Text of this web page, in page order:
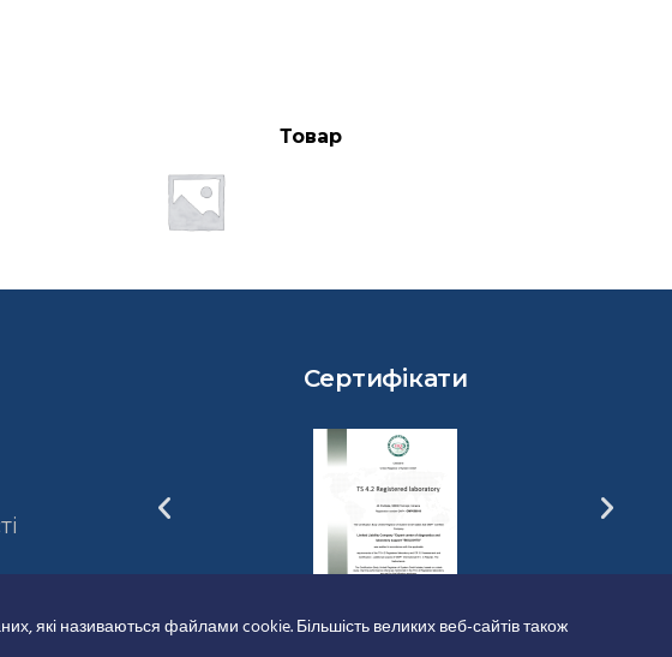
Товар
Сертифікати
які називаються файлами cookie. Більшість великих веб-сайтів також